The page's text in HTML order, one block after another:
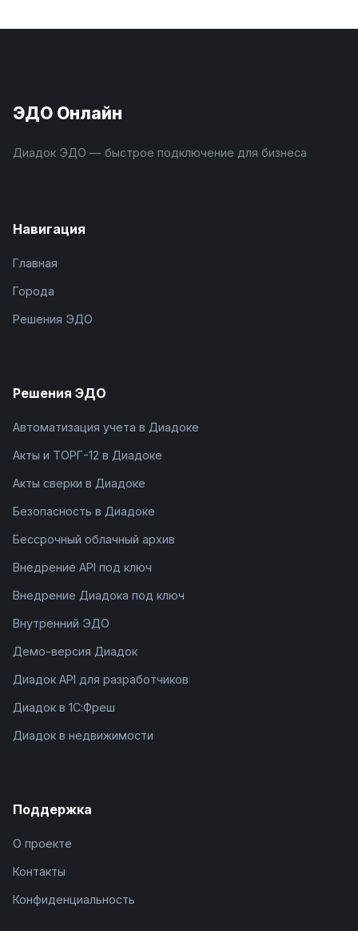
ЭДО Онлайн
Диадок ЭДО — быстрое подключение для бизнеса
Навигация
Главная
Города
Решения ЭДО
Решения ЭДО
Автоматизация учета в Диадоке
Акты и ТОРГ-12 в Диадоке
Акты сверки в Диадоке
Безопасность в Диадоке
Бессрочный облачный архив
Внедрение API под ключ
Внедрение Диадока под ключ
Внутренний ЭДО
Демо-версия Диадок
Диадок API для разработчиков
Диадок в 1С:Фреш
Диадок в недвижимости
Поддержка
О проекте
Контакты
Конфиденциальность